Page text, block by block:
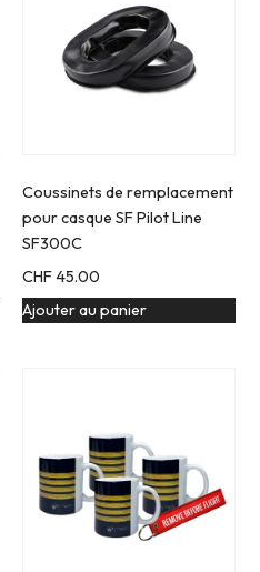
Coussinets de remplacement
pour casque SF Pilot Line
SF300C
CHF45.00
Ajouter au panier